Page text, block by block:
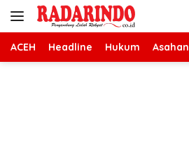
Langsung
ACEH Headline Hukum Asahan